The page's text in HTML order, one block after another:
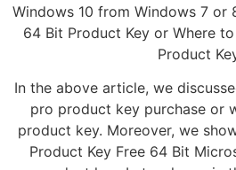
Windows 10 from Windows 7 or
64 Bit Product Key or Where
Product
In the above article, we
pro product key purchase or
product key. Moreover, we
Product Key Free 64 Bit